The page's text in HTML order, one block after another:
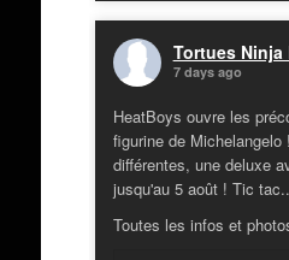
Tortues Ninja
7 days ago
HeatBoys ouvre les
figurine de Michelangelo
différentes, une deluxe
jusqu'au 5 août ! Tic
Toutes les infos et